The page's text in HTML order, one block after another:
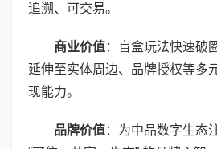
追溯、可交易。
商业价值：盲盒玩法快速破
延伸至实体周边、品牌授权等多
现能力。
品牌价值：为中品数字生态